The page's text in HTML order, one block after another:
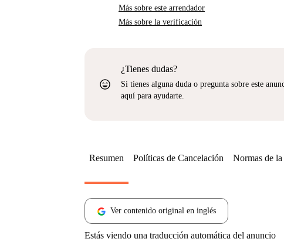
Más sobre este arrendador
Más sobre la verificación
sentiment_very_satisfied
¿Tienes dudas?
Si tienes alguna duda o pregunta sobre este
aquí para ayudarte.
Resumen Políticas de Cancelación Normas de la
Ver contenido original en inglés
Estás viendo una traducción automática del anuncio